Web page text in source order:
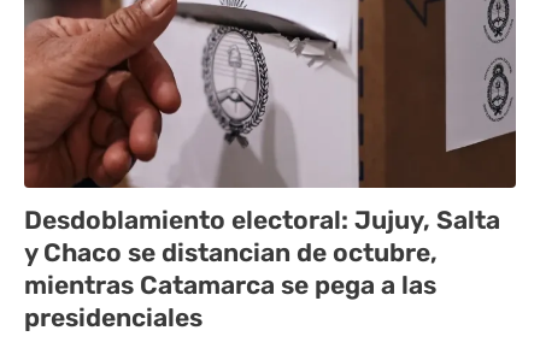
Desdoblamiento electoral: Jujuy, Salta
y Chaco se distancian de octubre,
mientras Catamarca se pega a las
presidenciales